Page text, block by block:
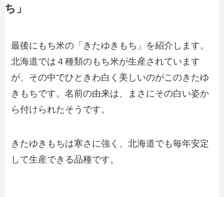
ち」
最後にもち米の「きたゆきもち」を紹介します。
北海道では４種類のもち米が生産されています
が、その中でひときわ白く美しいのがこのきたゆ
きもちです。名前の由来は、まさにその白い姿か
ら付けられたそうです。
きたゆきもちは寒さに強く、北海道でも毎年安定
して生産できる品種です。